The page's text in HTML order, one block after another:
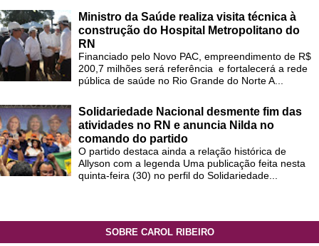
Ministro da Saúde realiza visita técnica à
construção do Hospital Metropolitano do
RN
Financiado pelo Novo PAC, empreendimento de R$
200,7 milhões será referência e fortalecerá a rede
pública de saúde no Rio Grande do Norte A...
Solidariedade Nacional desmente fim das
atividades no RN e anuncia Nilda no
comando do partido
O partido destaca ainda a relação histórica de
Allyson com a legenda Uma publicação feita nesta
quinta-feira (30) no perfil do Solidariedade...
SOBRE CAROL RIBEIRO